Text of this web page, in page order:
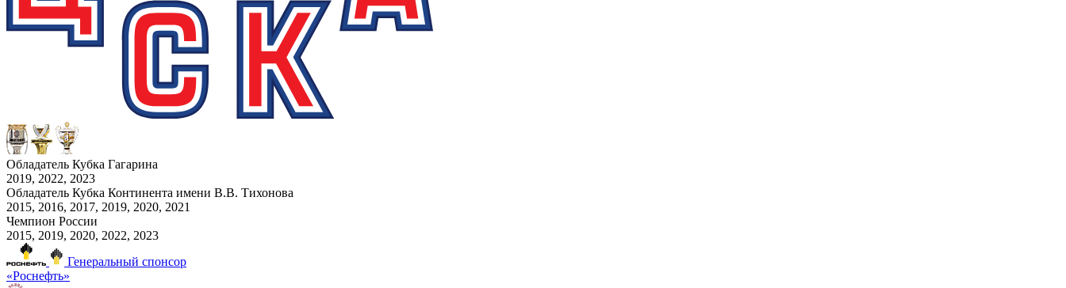
Обладатель Кубка Гагарина
2019, 2022, 2023
Обладатель Кубка Континента имени В.В. Тихонова
2015, 2016, 2017, 2019, 2020, 2021
Чемпион России
2015, 2019, 2020, 2022, 2023
Генеральный спонсор
«Роснефть»